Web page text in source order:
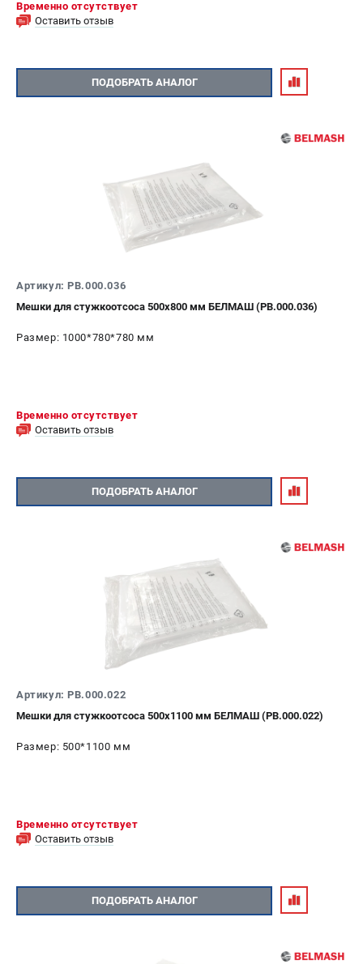
Временно отсутствует
Оставить отзыв
ПОДОБРАТЬ АНАЛОГ
Артикул: PB.000.036
Мешки для стужкоотсоса 500х800 мм БЕЛМАШ (PB.000.036)
Размер: 1000*780*780 мм
Временно отсутствует
Оставить отзыв
ПОДОБРАТЬ АНАЛОГ
Артикул: PB.000.022
Мешки для стужкоотсоса 500х1100 мм БЕЛМАШ (PB.000.022)
Размер: 500*1100 мм
Временно отсутствует
Оставить отзыв
ПОДОБРАТЬ АНАЛОГ